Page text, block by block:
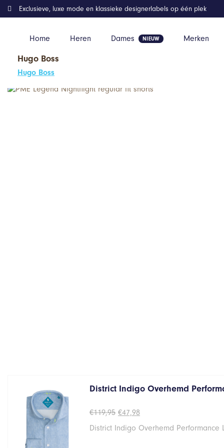
Home Heren Dames Merken
Exclusieve, luxe mode en klassieke designerlabels op één plek
Hugo Boss
Hugo Boss
Home Kleding
District Indigo Overhemd
€119,95 Oorspronkelijke
was:
€47,98Huidige
is:
District Indigo Overhemd Performance